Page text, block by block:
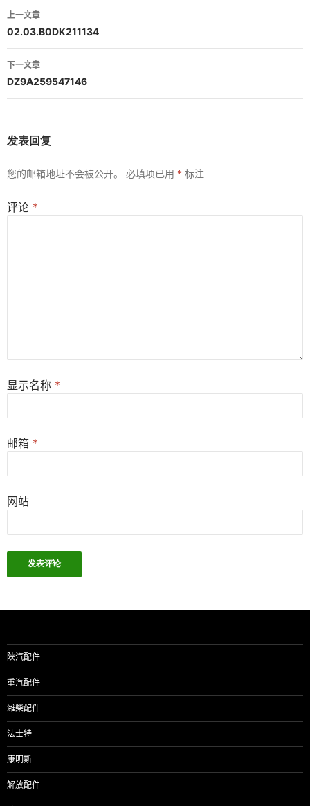
文
章
导
航
上一文章
02.03.B0DK211134
下一文章
DZ9A259547146
发表回复
您的邮箱地址不会被公开。 必填项已用 * 标注
评论 *
显示名称 *
邮箱 *
网站
陕汽配件
重汽配件
潍柴配件
法士特
康明斯
解放配件